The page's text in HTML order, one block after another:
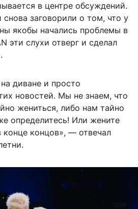
в центре обсуждений.
заговорили о том, что у
якобы начались проблемы в
эти слухи отверг и сделал
диване и просто
новостей. Мы не знаем, что
жениться, либо нам тайно
определитесь! Или жените
конце концов», — отвечал